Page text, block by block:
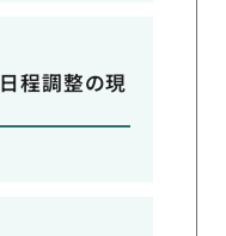
程調整の現